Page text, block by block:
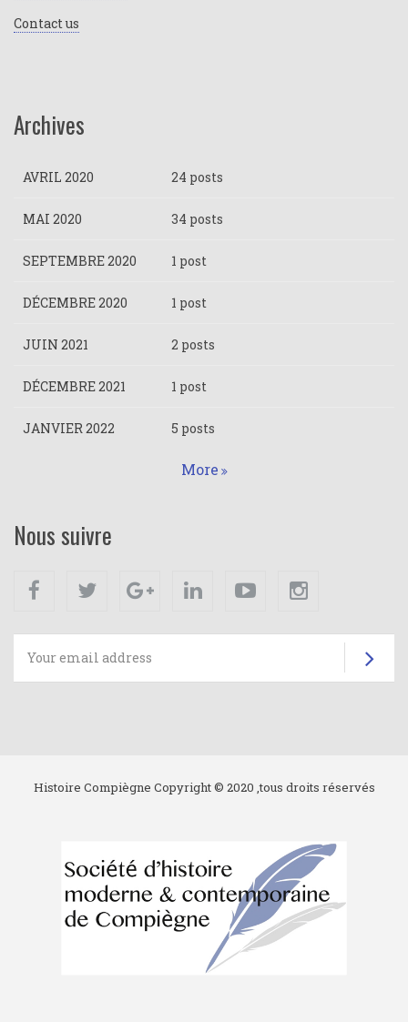
Contact us
Archives
AVRIL 2020 24 posts
MAI 2020 34 posts
SEPTEMBRE 2020 1 post
DÉCEMBRE 2020 1 post
JUIN 2021 2 posts
DÉCEMBRE 2021 1 post
JANVIER 2022 5 posts
More
Nous suivre
Facebook Twitter Google+ Linkedin Youtube
Histoire Compiègne Copyright © 2020 ,tous droits réservés